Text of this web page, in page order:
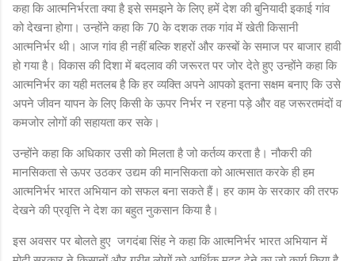
कहा कि आत्मनिर्भरता क्या है इसे समझने के लिए हमें देश की बुनियादी इकाई गांव
को देखना होगा। उन्होंने कहा कि 70 के दशक तक गांव में खेती किसानी
आत्मनिर्भर थी। आज गांव ही नहीं बल्कि शहरों और कस्बों के समाज पर बाजार हावी
हो गया है। विकास की दिशा में बदलाव की जरूरत पर जोर देते हुए उन्होंने कहा कि
आत्मनिर्भर का यही मतलब है कि हर व्यक्ति अपने आपको इतना सक्षम बनाए कि उसे
अपने जीवन यापन के लिए किसी के ऊपर निर्भर न रहना पड़े और वह जरूरतमंदों व
कमजोर लोगों की सहायता कर सके।
उन्होंने कहा कि अधिकार उसी को मिलता है जो कर्तव्य करता है। नौकरी की
मानसिकता से ऊपर उठकर उद्यम की मानसिकता को आत्मसात करके ही हम
आत्मनिर्भर भारत अभियान को सफल बना सकते हैं। हर काम के सरकार की तरफ
देखने की प्रवृत्ति ने देश का बहुत नुकसान किया है।
इस अवसर पर बोलते हुए जगदंबा सिंह ने कहा कि आत्मनिर्भर भारत अभियान में